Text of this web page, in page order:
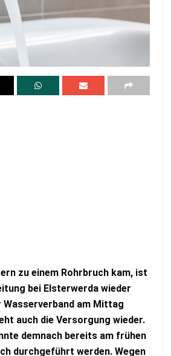
zu einem Rohrbruch kam, ist
bei Elsterwerda wieder
Wasserverband am Mittag
auch die Versorgung wieder.
demnach bereits am frühen
durchgeführt werden. Wegen